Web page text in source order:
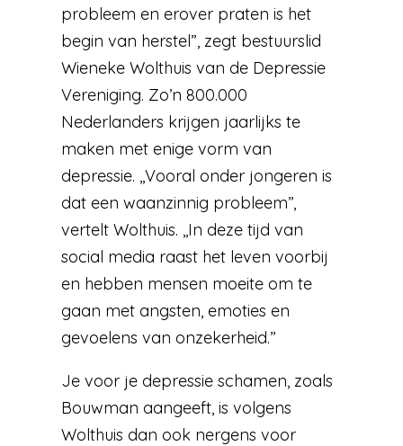
probleem en erover praten is het
begin van herstel”, zegt bestuurslid
Wieneke Wolthuis van de Depressie
Vereniging. Zo’n 800.000
Nederlanders krijgen jaarlijks te
maken met enige vorm van
depressie. ,,Vooral onder jongeren is
dat een waanzinnig probleem’’,
vertelt Wolthuis. ,,In deze tijd van
social media raast het leven voorbij
en hebben mensen moeite om te
gaan met angsten, emoties en
gevoelens van onzekerheid.’’
Je voor je depressie schamen, zoals
Bouwman aangeeft, is volgens
Wolthuis dan ook nergens voor